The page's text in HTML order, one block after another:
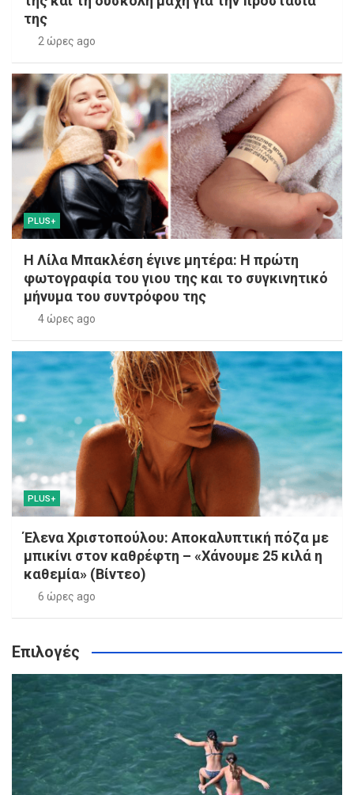
της
2 ώρες ago
PLUS+
Η Λίλα Μπακλέση έγινε μητέρα: Η πρώτη
φωτογραφία του γιου της και το συγκινητικό
μήνυμα του συντρόφου της
4 ώρες ago
PLUS+
Έλενα Χριστοπούλου: Αποκαλυπτική πόζα με
μπικίνι στον καθρέφτη – «Χάνουμε 25 κιλά η
καθεμία» (Βίντεο)
6 ώρες ago
Επιλογές